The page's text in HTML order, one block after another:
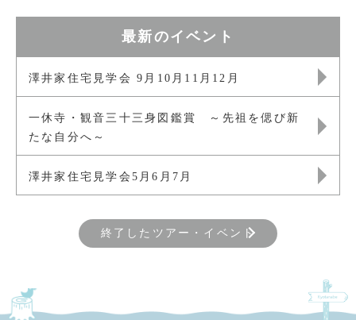
最新のイベント
澤井家住宅見学会 9月10月11月12月
一休寺・観音三十三身図鑑賞 ～先祖を偲び新
たな自分へ～
澤井家住宅見学会5月6月7月
終了したツアー・イベント